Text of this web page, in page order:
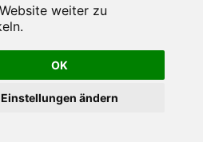
OK
Einstellungen ändern